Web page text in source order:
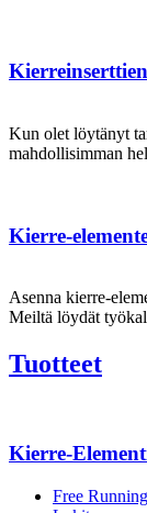
Kun olet löytänyt
mahdollisimman
Kierre-
Asenna kierre-
Meiltä löydät
Tuotteet
Kierre-
Free Running